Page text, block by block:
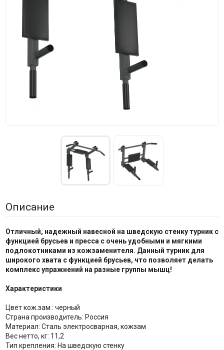
Описание
Отличный, надежный навесной на шведскую стенку турник с
функцией брусьев и пресса с очень удобными и мягкими
подлокотниками из кожзаменителя. Данный турник для
широкого хвата с функцией брусьев, что позволяет делать
комплекс упражнений на разные группы мышц!
Характеристики
Цвет кож.зам.: черный
Страна производитель: Россия
Материал: Сталь электросварная, кожзам
Вес нетто, кг: 11,2
Тип крепления: На шведскую стенку